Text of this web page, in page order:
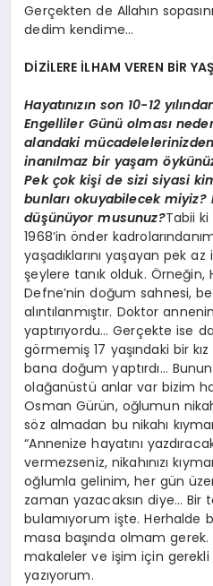
Gerçekten de Allahın
dedim kendime…
DİZİLERE İLHAM VEREN BİR
Hayatınızın son 10-12
Engelliler Günü olması
alandaki
inanılmaz bir yaşam
Pek çok kişi de sizi siyasi
bunları okuyabilecek miyiz?
düşünüyor musunuz?Tabii ki
1968’in önder
yaşadıklarını yaşayan pek az
şeylere tanık olduk. Örneğin,
Defne’nin doğum sahnesi,
alıntılanmıştır. Doktor
yaptırıyordu… Gerçekte ise
görmemiş 17 yaşındaki bir
bana doğum yaptırdı…
olağanüstü anlar var bizim
Osman Gürün, oğlumun
söz almadan bu nikahı
“Annenize hayatını
vermezseniz, nikahınızı
oğlumla gelinim, her gün
zaman yazacaksın diye… Bir
bulamıyorum işte. Herhalde
masa başında olmam
makaleler ve işim için
yazıyorum.